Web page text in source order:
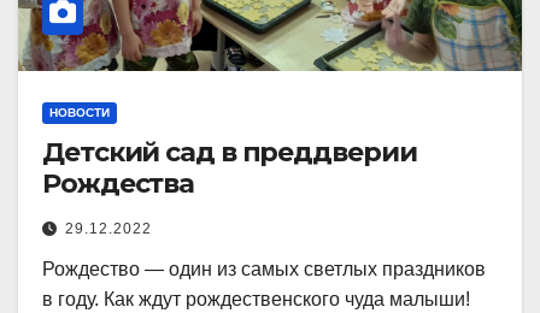
НОВОСТИ
Детский сад в преддверии
Рождества
29.12.2022
Рождество — один из самых светлых праздников
в году. Как ждут рождественского чуда малыши!